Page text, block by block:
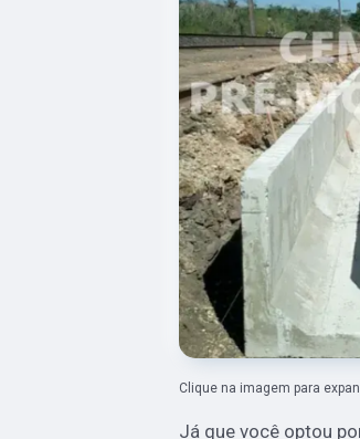
Clique na imagem para
Já que você optou